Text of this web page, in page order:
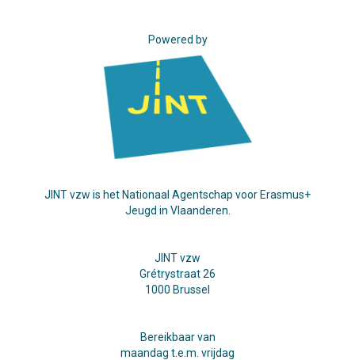
Powered by
JINT vzw is het Nationaal Agentschap voor Erasmus+
Jeugd in Vlaanderen.
JINT vzw
Grétrystraat 26
1000 Brussel
Bereikbaar van
maandag t.e.m. vrijdag